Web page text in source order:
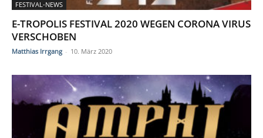
FESTIVAL-NEWS
E-TROPOLIS FESTIVAL 2020 WEGEN CORONA VIRUS
VERSCHOBEN
Matthias Irrgang - 10. März 2020